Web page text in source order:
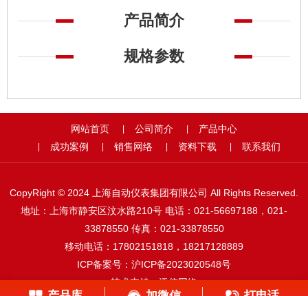
产品简介
规格参数
网站首页 | 公司简介 | 产品中心
| 成功案例 | 销售网络 | 资料下载 | 联系我们
CopyRight © 2024 上海自动仪表集团有限公司 All Rights Reserved.
地址：上海市静安区汶水路210号 电话：021-56697188，021-
33878550 传真：021-33878550
移动电话：17802151818，18217128889
ICP备案号： 沪ICP备2023020548号
技术支持：添信网络